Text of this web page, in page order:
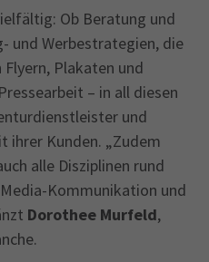
Ob Beratung und
und Werbestrategien, die
Plakaten und
– in all diesen
und
ihrer Kunden. „Zudem
alle Disziplinen rund
Kommunikation und
Dorothee Murfeld,